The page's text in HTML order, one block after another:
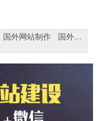
/制作：上海 深圳 北京
青岛 天津 成都 重庆
西安
国外网站制作 国外独
跃！ 做国外网站多少